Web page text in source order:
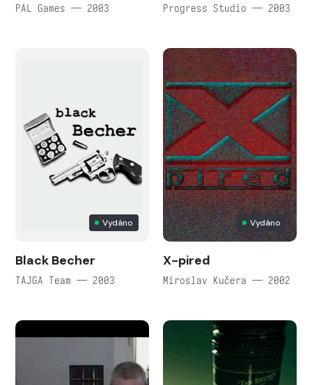
PAL Games — 2003 Progress Studio — 2003
Vydáno
Black Becher
TAJGA Team — 2003
Vydáno
X-pired
Miroslav Kučera — 2002